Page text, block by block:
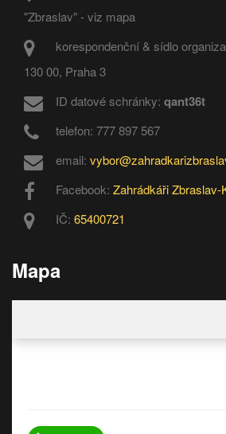
"Zbraslav" - viz mapa
korespondenční & sídlo
130 00, Praha 3
ID datové schránky: qant36t
telefon: 777 897 567
email:
Facebook: Zahrádkáři Zbraslav-
IČ: 65400721
Mapa